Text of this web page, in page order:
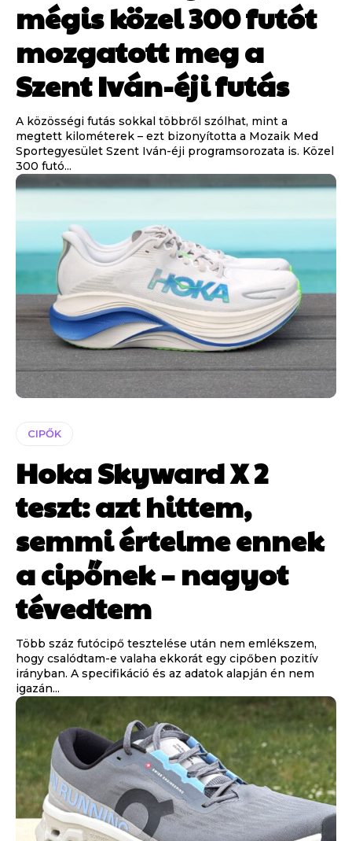
mégis közel 300 futót
mozgatott meg a
Szent Iván-éji futás
A közösségi futás sokkal többről szólhat, mint a
megtett kilométerek – ezt bizonyította a Mozaik Med
Sportegyesület Szent Iván-éji programsorozata is. Közel
300 futó...
CIPŐK
Hoka Skyward X 2
teszt: azt hittem,
semmi értelme ennek
a cipőnek – nagyot
tévedtem
Több száz futócipő tesztelése után nem emlékszem,
hogy csalódtam-e valaha ekkorát egy cipőben pozitív
irányban. A specifikáció és az adatok alapján én nem
igazán...